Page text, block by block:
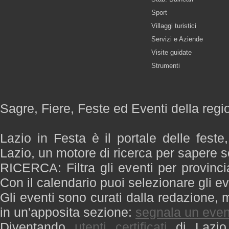
Sport
Villaggi turistici
Servizi e Aziende
Visite guidate
Strumenti
Sagre, Fiere, Feste ed Eventi della
Lazio in Festa è il portale delle
Lazio, un motore di ricerca per sapere
RICERCA: Filtra gli eventi per
Con il calendario puoi selezionare gli
Gli eventi sono curati dalla redazione,
in un'apposita sezione: segnala un